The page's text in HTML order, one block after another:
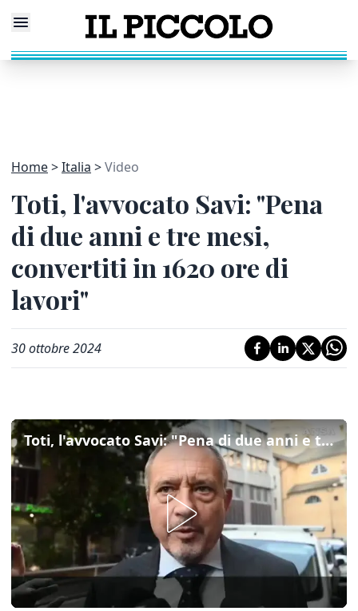
Home Italia Video
Toti, l'avvocato Savi: "Pena
di due anni e tre mesi,
convertiti in 1620 ore di
lavori"
30 ottobre 2024
Toti, l'avvocato Savi: "Pena di due anni e tre mesi, convertiti in 1620 ore di lavori"